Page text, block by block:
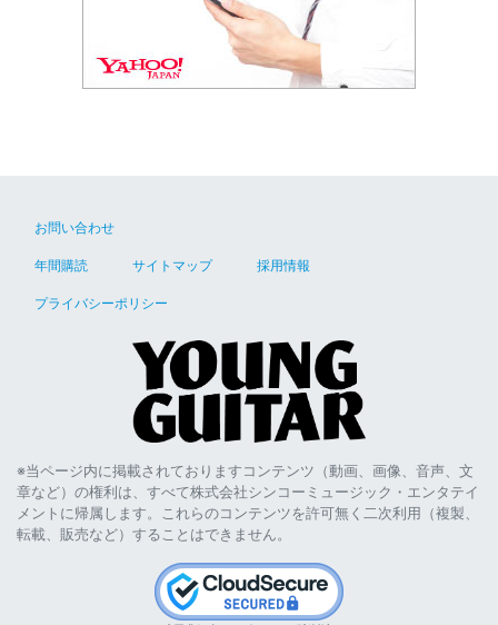
お問い合わせ
年間購読 サイトマップ 採用情報
プライバシーポリシー
※当ページ内に掲載されておりますコンテンツ（動画、画像、音声、文
章など）の権利は、すべて株式会社シンコーミュージック・エンタテイ
メントに帰属します。これらのコンテンツを許可無く二次利用（複製、
転載、販売など）することはできません。